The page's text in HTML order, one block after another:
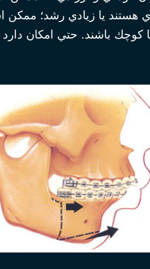
هستند يا زيادي رشد؛
كوچك باشند. حتي امكان